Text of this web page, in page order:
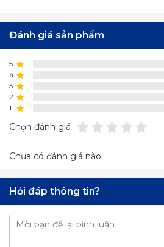
Đánh giá sản phẩm
5
4
3
2
1
Chọn đánh giá
Chưa có đánh giá nào.
Hỏi đáp thông tin?